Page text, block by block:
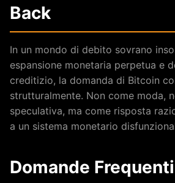
Back
In un mondo di debito sovrano
espansione monetaria perpetua e
creditizio, la domanda di Bitcoin
strutturalmente. Non come moda,
speculativa, ma come risposta
a un sistema monetario
Domande